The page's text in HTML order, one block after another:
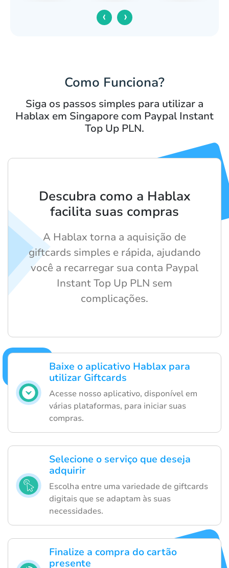
‹ ›
Como Funciona?
Siga os passos simples para utilizar a
Hablax em Singapore com Paypal Instant
Top Up PLN.
Baixe o aplicativo Hablax para
utilizar Giftcards
Acesse nosso aplicativo, disponível em
várias plataformas, para iniciar suas
compras.
Selecione o serviço que deseja
adquirir
Escolha entre uma variedade de giftcards
digitais que se adaptam às suas
necessidades.
Finalize a compra do cartão
presente
Descubra como a Hablax
facilita suas compras
A Hablax torna a aquisição de
giftcards simples e rápida, ajudando
você a recarregar sua conta Paypal
Instant Top Up PLN sem
complicações.